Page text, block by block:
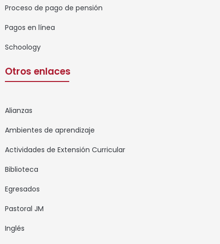
Proceso de pago de pensión
Pagos en línea
Schoology
Otros enlaces
Alianzas
Ambientes de aprendizaje
Actividades de Extensión Curricular
Biblioteca
Egresados
Pastoral JM
Inglés